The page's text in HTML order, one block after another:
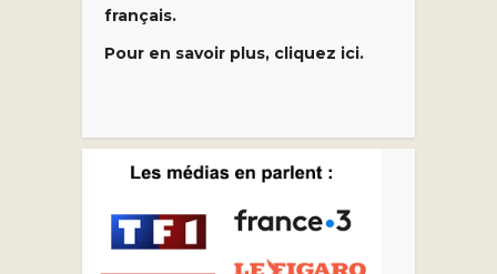
français.
Pour en savoir plus, cliquez ici.